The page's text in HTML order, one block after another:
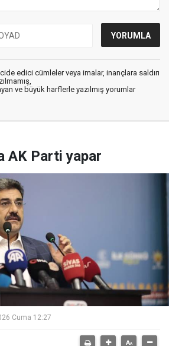
edici cümleler veya imalar, inançlara saldırı
ve büyük harflerle yazılmış yorumlar
AK Parti yapar
Cuma 12:27